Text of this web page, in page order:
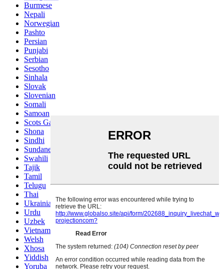
Burmese
Nepali
Norwegian
Pashto
Persian
Punjabi
Serbian
Sesotho
Sinhala
Slovak
Slovenian
Somali
Samoan
Scots Gaelic
Shona
Sindhi
Sundanese
Swahili
Tajik
Tamil
Telugu
Thai
Ukrainian
Urdu
Uzbek
Vietnamese
Welsh
Xhosa
Yiddish
Yoruba